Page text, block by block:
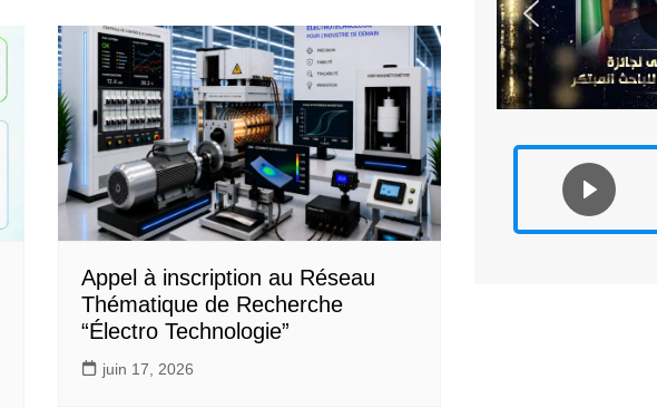
Appel à inscription au Réseau
Thématique de Recherche
“Électro Technologie”
juin 17, 2026